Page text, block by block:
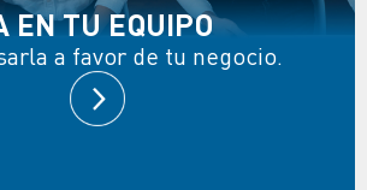
EN TU EQUIPO
a favor de tu negocio.